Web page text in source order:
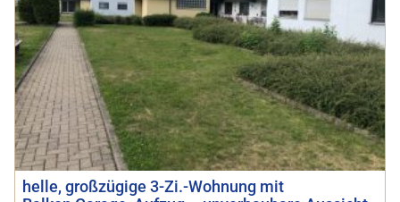
helle, großzügige 3-Zi.-Wohnung mit